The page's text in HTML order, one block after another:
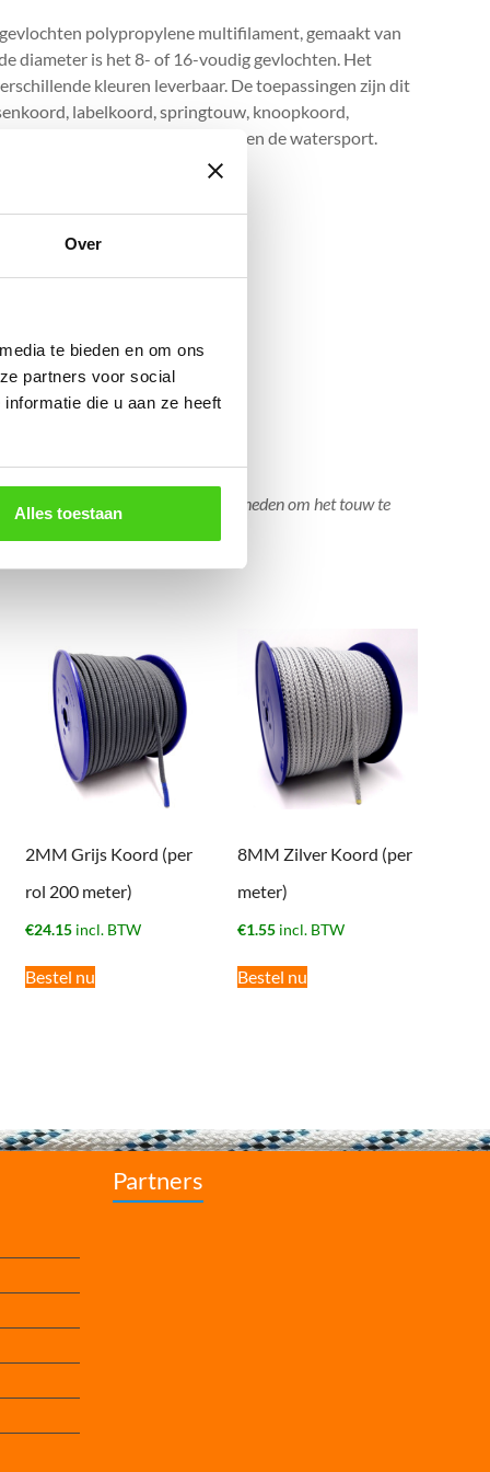
Over
te bieden en om ons
partners voor social
die u aan ze heeft
Alles toestaan
polypropylene multifilament, gemaakt van
diameter is het 8- of 16-voudig gevlochten. Het
kleuren leverbaar. De toepassingen zijn dit
labelkoord, springtouw, knoopkoord,
in de reclamewereld, industrie en de watersport.
Tevens bestaan er mogelijkheden om het touw te
2MM Grijs Koord (per
rol 200 meter)
€24.15 incl. BTW
Bestel nu
8MM Zilver Koord (per
meter)
€1.55 incl. BTW
Bestel nu
Partners